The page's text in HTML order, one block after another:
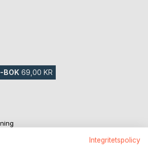
BOK 69,00 KR
Integritetspolicy